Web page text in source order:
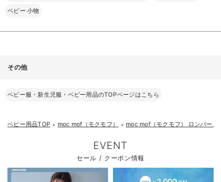
お買い物を続ける
ベビー 小物
その他
ベビー服・新生児服・ベビー用品のTOPページはこちら
ベビー用品TOP ＞ moc mof（モクモフ） ＞ moc mof（モクモフ） ロンパース
EVENT
セール / クーポン情報
お気に入り商品を確認する